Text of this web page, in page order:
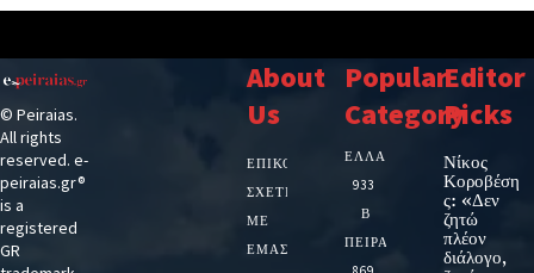
© Peiraias.
All rights
reserved. e-
peiraias.gr®
is a
registered
GR
About
Us
ΕΠΙΚΟΙΝΩΝΙΑ
ΣΧΕΤΙΚΆ
ΜΕ
ΕΜΆΣ
Popular
Category
ΕΛΛΑΔΑ
933
Β
ΠΕΙΡΑΙΑ
Editor
Picks
Νίκος
Κοροβέση
ς: «Δεν
ζητώ
πλέον
διάλογο,